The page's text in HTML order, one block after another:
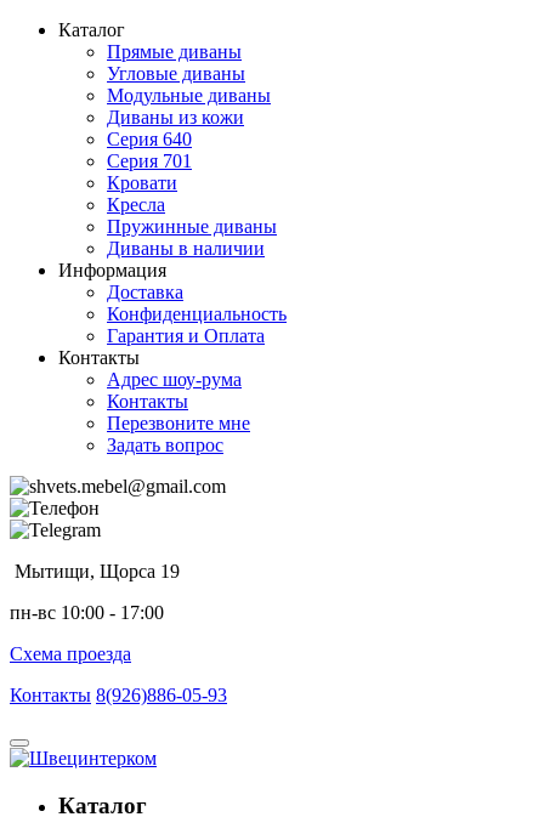
Каталог
Прямые диваны
Угловые диваны
Модульные диваны
Диваны из кожи
Серия 640
Серия 701
Кровати
Кресла
Пружинные диваны
Диваны в наличии
Информация
Доставка
Конфиденциальность
Гарантия и Оплата
Контакты
Адрес шоу-рума
Контакты
Перезвоните мне
Задать вопрос
Мытищи, Щорса 19
пн-вс 10:00 - 17:00
Схема проезда
Контакты 8(926)886-05-93
Каталог